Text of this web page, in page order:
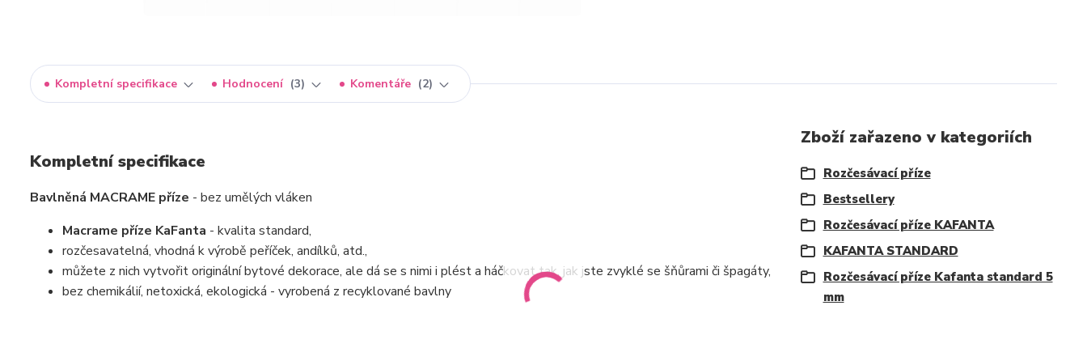
Kompletní specifikace Hodnocení 3 Komentáře 2
Kompletní specifikace
Bavlněná MACRAME příze - bez umělých vláken
Macrame příze KaFanta - kvalita standard,
rozčesavatelná, vhodná k výrobě peříček, andílků, atd.,
můžete z nich vytvořit originální bytové dekorace, ale dá se s nimi i plést a háčkovat tak, jak jste zvyklé se šňůrami či špagáty,
bez chemikálií, netoxická, ekologická - vyrobená z recyklované bavlny
Zboží zařazeno v kategoriích
Rozčesávací příze
Bestsellery
Rozčesávací příze KAFANTA
KAFANTA STANDARD
Rozčesávací příze Kafanta standard 5
mm